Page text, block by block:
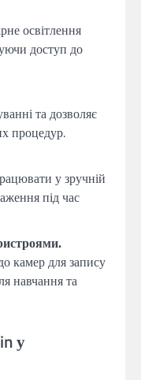
освітлення
доступ до
та дозволяє
процедур.
у зручній
під час
камер для запису
навчання та
у